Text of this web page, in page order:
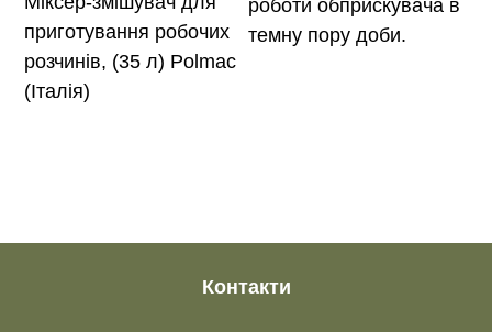
приготування робочих
розчинів, (35 л) Polmac
(Італія)
роботи обприскувача в
темну пору доби.
Контакти